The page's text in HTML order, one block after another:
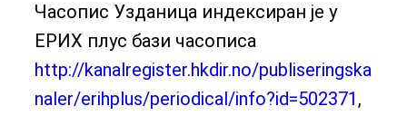
Часопис Узданица индексиран je у
ЕРИХ плус бази часописа
http://kanalregister.hkdir.no/publiseringska
naler/erihplus/periodical/info?id=502371 ,